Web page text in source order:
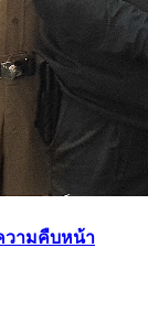
วามคืบหน้า